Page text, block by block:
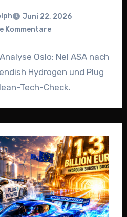
Juni 22, 2026
Kommentare
Oslo: Nel ASA nach
Hydrogen und Plug
Tech-Check.